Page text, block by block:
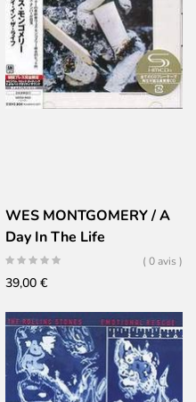
WES MONTGOMERY / A
Day In The Life
( 0 avis )
39,00 €